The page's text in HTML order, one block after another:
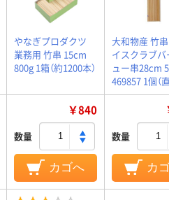
やなぎプロダクツ
業務用 竹串 15cm
800g 1箱（約1200本）
大和物産 竹
イスクラブ
ュー串28cm
469857 1個（
￥840
数量
カゴへ
数量
カ